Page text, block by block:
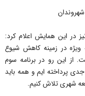
در این همایش اعلام کرد:
ویژه در زمینه کاهش شیوع
از این رو در برنامه سوم
پرداخته ایم و همه باید
شهری تلاش کنیم.